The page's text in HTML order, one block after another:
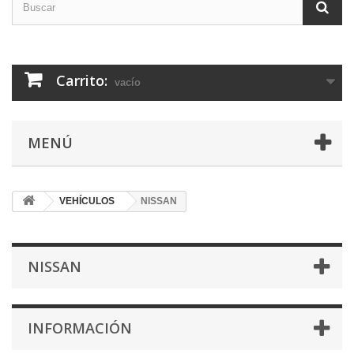
Carrito: vacío
MENÚ
VEHÍCULOS NISSAN
NISSAN
INFORMACIÓN